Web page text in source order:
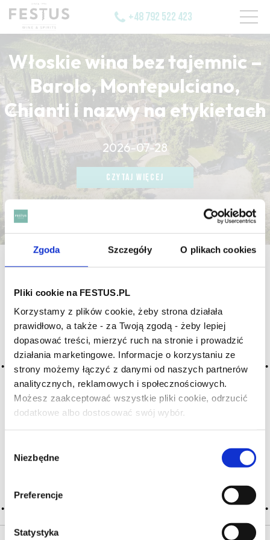
Zgoda Szczegóły O plikach cookies
Pliki cookie na FESTUS.PL
Korzystamy z plików cookie, żeby strona działała
prawidłowo, a także - za Twoją zgodą - żeby lepiej
dopasować treści, mierzyć ruch na stronie i prowadzić
działania marketingowe. Informacje o korzystaniu ze
strony możemy łączyć z danymi od naszych partnerów
analitycznych, reklamowych i społecznościowych.
Możesz zaakceptować wszystkie pliki cookie, odrzucić
dodatkowe albo dostosować swój wybór.
zgody
Niezbędne
Preferencje
Statystyka
Czy masz ukończone 18 lat?
+48 792 522 423
Włoskie wina bez tajemnic –
Barolo, Montepulciano,
Chianti i nazwy na etykietach
2026-07-28
CZYTAJ WIĘCEJ
CZYTAJ WIĘCEJ
CZYTAJ WIĘCEJ
strona główna / basil
Archiwum wpisów tagu: basil
bazylia
2016-05-10
aromat korzenny (przyprawy), niuans aromatyczny
pojawiający się w niektórych czerwonych, młodych,
wytrawnych winach prowansalskich i langwedockich
(Coteaux-d’Aix-en-Provence, Coteaux du Tricastin, Côtes